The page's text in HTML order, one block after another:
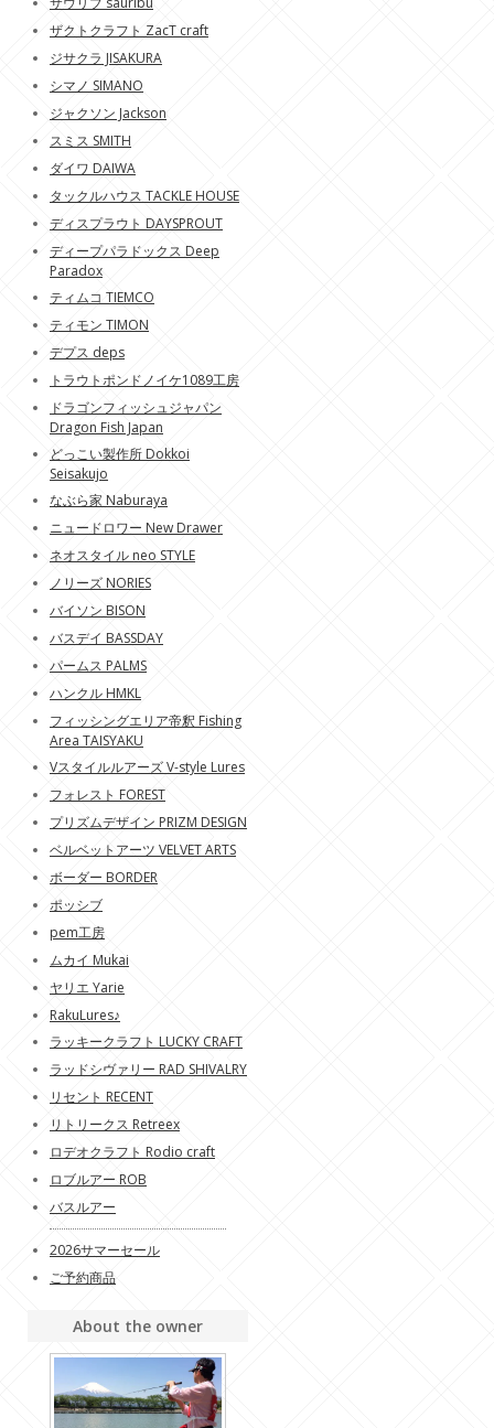
ザクトクラフト ZacT craft
ジサクラ JISAKURA
シマノ SIMANO
ジャクソン Jackson
スミス SMITH
ダイワ DAIWA
タックルハウス TACKLE HOUSE
ディスプラウト DAYSPROUT
ディープパラドックス Deep
Paradox
ティムコ TIEMCO
ティモン TIMON
デプス deps
トラウトポンドノイケ1089工房
ドラゴンフィッシュジャパン
Dragon Fish Japan
どっこい製作所 Dokkoi
Seisakujo
なぶら家 Naburaya
ニュードロワー New Drawer
ネオスタイル neo STYLE
ノリーズ NORIES
バイソン BISON
バスデイ BASSDAY
パームス PALMS
ハンクル HMKL
フィッシングエリア帝釈 Fishing
Area TAISYAKU
Vスタイルルアーズ V-style Lures
フォレスト FOREST
プリズムデザイン PRIZM DESIGN
ベルベットアーツ VELVET ARTS
ボーダー BORDER
ポッシブ
pem工房
ムカイ Mukai
ヤリエ Yarie
RakuLures♪
ラッキークラフト LUCKY CRAFT
ラッドシヴァリー RAD SHIVALRY
リセント RECENT
リトリークス Retreex
ロデオクラフト Rodio craft
ロブルアー ROB
バスルアー
2026サマーセール
ご予約商品
About the owner